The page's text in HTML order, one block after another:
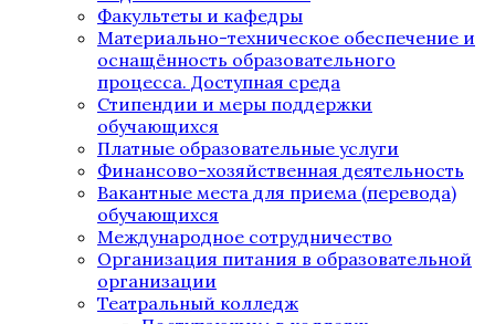
Факультеты и кафедры
Материально-техническое обеспечение и
оснащённость образовательного
процесса. Доступная среда
Стипендии и меры поддержки
обучающихся
Платные образовательные услуги
Финансово-хозяйственная деятельность
Вакантные места для приема (перевода)
обучающихся
Международное сотрудничество
Организация питания в образовательной
организации
Театральный колледж